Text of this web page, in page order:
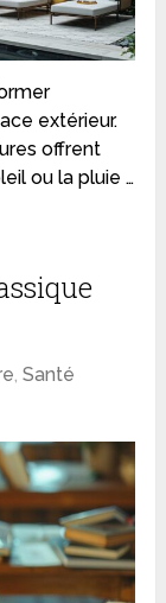
extérieur.
offrent
ou la pluie …
,Santé